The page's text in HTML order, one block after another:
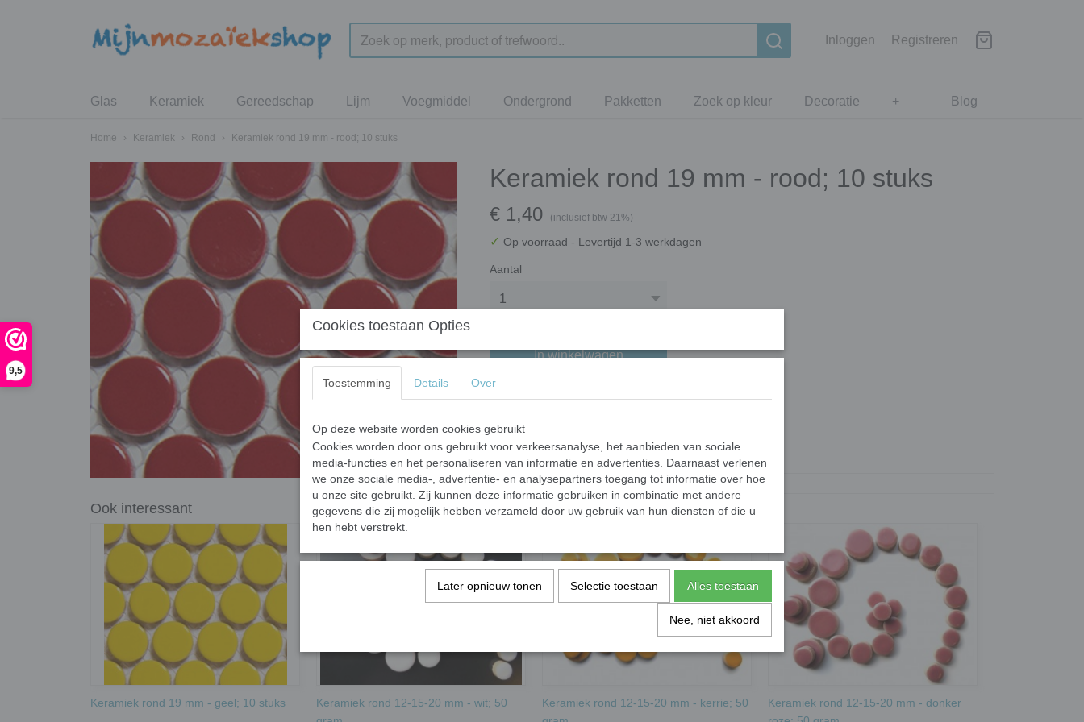
9,5
Inloggen Registreren
Blog
Glas Keramiek Gereedschap Lijm Voegmiddel Ondergrond Pakketten Zoek op kleur Decoratie +
Home › Keramiek › Rond › Keramiek rond 19 mm - rood; 10 stuks
Keramiek rond 19 mm - rood; 10 stuks
€ 1,40 (inclusief btw 21%)
✓ Op voorraad - Levertijd 1-3 werkdagen
Aantal
In winkelwagen
Keramiek steentjes rond. Diameter 19 mm. Dikte 6 mm.
Specificaties
Netto gewicht
0,02 Kg
Bruto gewicht
0,03 Kg
Ook interessant
Keramiek rond 19 mm - geel; 10 stuks
Keramiek rond 12-15-20 mm - wit; 50
Keramiek rond 12-15-20 mm - kerrie; 50
Keramiek rond 12-15-20 mm - donker
Cookies toestaan Opties
Toestemming Details Over
Op deze website worden cookies gebruikt
Cookies worden door ons gebruikt voor verkeersanalyse, het aanbieden van sociale
media-functies en het personaliseren van informatie en advertenties. Daarnaast verlenen
we onze sociale media-, advertentie- en analysepartners toegang tot informatie over hoe
u onze site gebruikt. Zij kunnen deze informatie gebruiken in combinatie met andere
gegevens die zij mogelijk hebben verzameld door uw gebruik van hun diensten of die u
hen hebt verstrekt.
Later opnieuw tonen Selectie toestaan Alles toestaan
Nee, niet akkoord